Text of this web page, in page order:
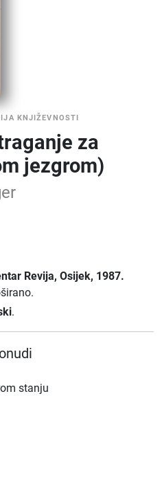
KNJIŽEVNOSTI
za
jezgrom)
Revija, Osijek, 1987.
.
stanju